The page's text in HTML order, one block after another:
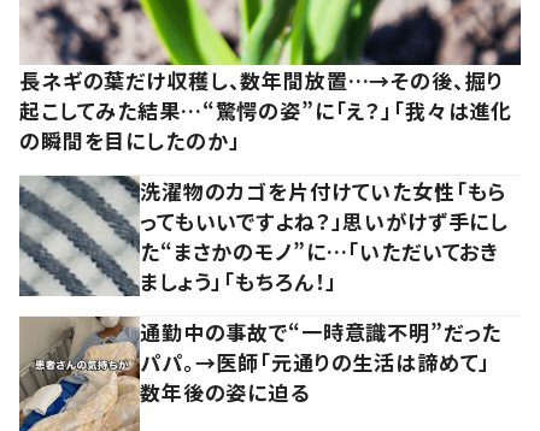
長ネギの葉だけ収穫し、数年間放置…→その後、掘り
起こしてみた結果…“驚愕の姿”に「え？」「我々は進化
の瞬間を目にしたのか」
洗濯物のカゴを片付けていた女性「もら
ってもいいですよね？」思いがけず手にし
た“まさかのモノ”に…「いただいておき
ましょう」「もちろん！」
通勤中の事故で“一時意識不明”だった
パパ。→医師「元通りの生活は諦めて」
数年後の姿に迫る